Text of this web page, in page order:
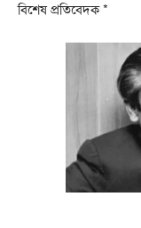
বিশেষ প্রতিবেদক *